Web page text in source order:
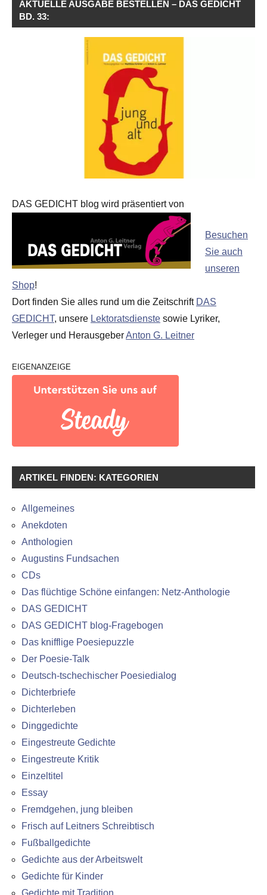
AKTUELLE AUSGABE BESTELLEN – DAS GEDICHT
BD. 33:
DAS GEDICHT blog wird präsentiert von
Besuchen
Sie auch
unseren
Shop!
Dort finden Sie alles rund um die Zeitschrift DAS
GEDICHT, unsere Lektoratsdienste sowie Lyriker,
Verleger und HerausgeberAnton G. Leitner
EIGENANZEIGE
ARTIKEL FINDEN: KATEGORIEN
Allgemeines
Anekdoten
Anthologien
Augustins Fundsachen
CDs
Das flüchtige Schöne einfangen: Netz-Anthologie
DAS GEDICHT
DAS GEDICHT blog-Fragebogen
Das knifflige Poesiepuzzle
Der Poesie-Talk
Deutsch-tschechischer Poesiedialog
Dichterbriefe
Dichterleben
Dinggedichte
Eingestreute Gedichte
Eingestreute Kritik
Einzeltitel
Essay
Fremdgehen, jung bleiben
Frisch auf Leitners Schreibtisch
Fußballgedichte
Gedichte aus der Arbeitswelt
Gedichte für Kinder
Gedichte mit Tradition